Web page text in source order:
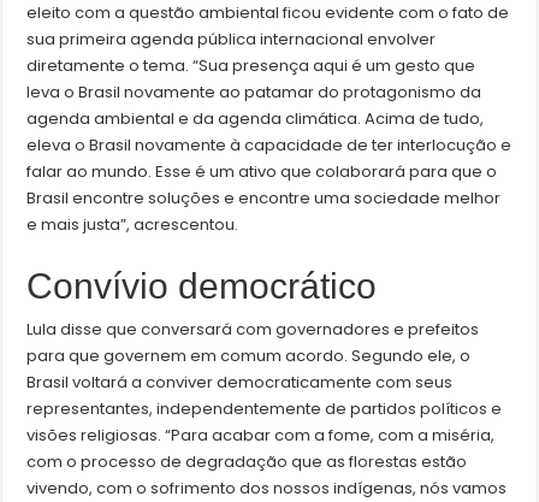
eleito com a questão ambiental ficou evidente com o fato de
sua primeira agenda pública internacional envolver
diretamente o tema. “Sua presença aqui é um gesto que
leva o Brasil novamente ao patamar do protagonismo da
agenda ambiental e da agenda climática. Acima de tudo,
eleva o Brasil novamente à capacidade de ter interlocução e
falar ao mundo. Esse é um ativo que colaborará para que o
Brasil encontre soluções e encontre uma sociedade melhor
e mais justa”, acrescentou.
Convívio democrático
Lula disse que conversará com governadores e prefeitos
para que governem em comum acordo. Segundo ele, o
Brasil voltará a conviver democraticamente com seus
representantes, independentemente de partidos políticos e
visões religiosas. “Para acabar com a fome, com a miséria,
com o processo de degradação que as florestas estão
vivendo, com o sofrimento dos nossos indígenas, nós vamos